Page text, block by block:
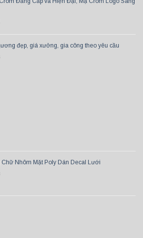
đẹp, giá xưởng, gia công theo yêu cầu
Chữ Nhôm Mặt Poly Dán Decal Lưới